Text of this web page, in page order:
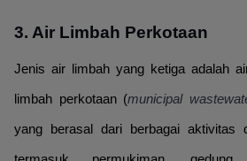
3. Air Limbah Perkotaan
Jenis air limbah yang ketiga adalah
limbah perkotaan (municipal
yang berasal dari berbagai aktivitas